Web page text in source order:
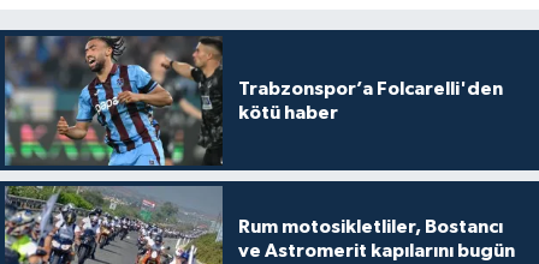
Trabzonspor’a Folcarelli'den
kötü haber
Rum motosikletliler, Bostancı
ve Astromerit kapılarını bugün